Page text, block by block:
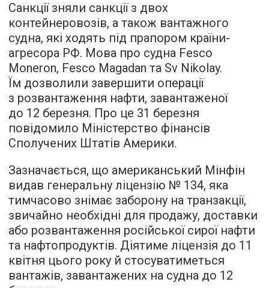
Санкції зняли санкції з двох
контейнеровозів, а також вантажного
судна, які ходять під прапором країни-
агресора РФ. Мова про судна Fesco
Moneron, Fesco Magadan та Sv Nikolay.
Їм дозволили завершити операції
з розвантаження нафти, завантаженої
до 12 березня. Про це 31 березня
повідомило Міністерство фінансів
Сполучених Штатів Америки.
Зазначається, що американський Мінфін
видав генеральну ліцензію № 134, яка
тимчасово знімає заборону на транзакції,
звичайно необхідні для продажу, доставки
або розвантаження російської сирої нафти
та нафтопродуктів. Діятиме ліцензія до 11
квітня цього року й стосуватиметься
вантажів, завантажених на судна до 12